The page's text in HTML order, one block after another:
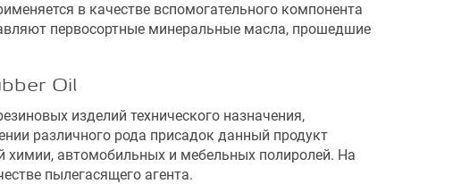
в качестве вспомогательного компонента
первосортные минеральные масла, прошедшие
Oil
изделий технического назначения,
различного рода присадок данный продукт
химии, автомобильных и мебельных полиролей. На
пылегасящего агента.